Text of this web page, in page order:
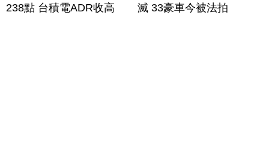
238點 台積電ADR收高
滅 33豪車今被法拍